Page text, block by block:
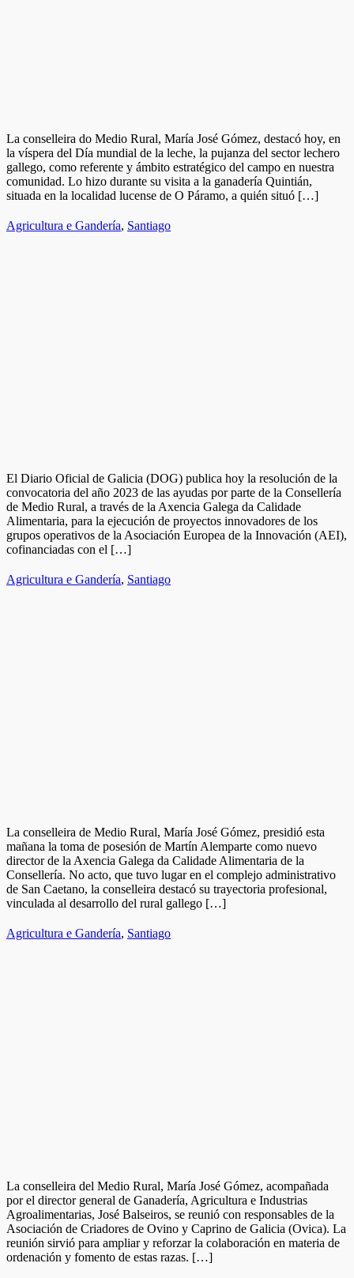
La conselleira do Medio Rural, María José Gómez, destacó hoy, en
la víspera del Día mundial de la leche, la pujanza del sector lechero
gallego, como referente y ámbito estratégico del campo en nuestra
comunidad. Lo hizo durante su visita a la ganadería Quintián,
situada en la localidad lucense de O Páramo, a quién situó […]
Agricultura e Gandería, Santiago
El Diario Oficial de Galicia (DOG) publica hoy la resolución de la
convocatoria del año 2023 de las ayudas por parte de la Consellería
de Medio Rural, a través de la Axencia Galega da Calidade
Alimentaria, para la ejecución de proyectos innovadores de los
grupos operativos de la Asociación Europea de la Innovación (AEI),
cofinanciadas con el […]
Agricultura e Gandería, Santiago
La conselleira de Medio Rural, María José Gómez, presidió esta
mañana la toma de posesión de Martín Alemparte como nuevo
director de la Axencia Galega da Calidade Alimentaria de la
Consellería. No acto, que tuvo lugar en el complejo administrativo
de San Caetano, la conselleira destacó su trayectoria profesional,
vinculada al desarrollo del rural gallego […]
Agricultura e Gandería, Santiago
La conselleira del Medio Rural, María José Gómez, acompañada
por el director general de Ganadería, Agricultura e Industrias
Agroalimentarias, José Balseiros, se reunió con responsables de la
Asociación de Criadores de Ovino y Caprino de Galicia (Ovica). La
reunión sirvió para ampliar y reforzar la colaboración en materia de
ordenación y fomento de estas razas. […]